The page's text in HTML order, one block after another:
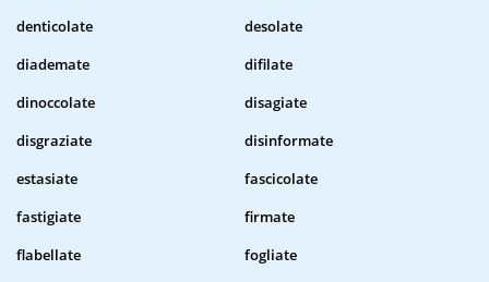
denticolate
desolate
diademate
difilate
dinoccolate
disagiate
disgraziate
disinformate
estasiate
fascicolate
fastigiate
firmate
flabellate
fogliate